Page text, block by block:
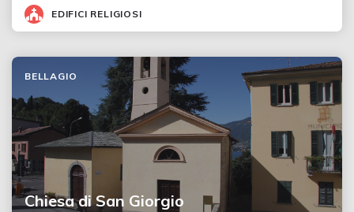
EDIFICI RELIGIOSI
Chiesa di San Giorgio
BELLAGIO